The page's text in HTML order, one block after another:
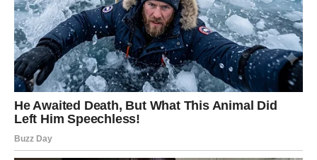
Ako ste zauzeti, partner će pokazati koliko mu značite
kroz dela.
Veče donosi mnogo romantike i lepih iznenađenja.